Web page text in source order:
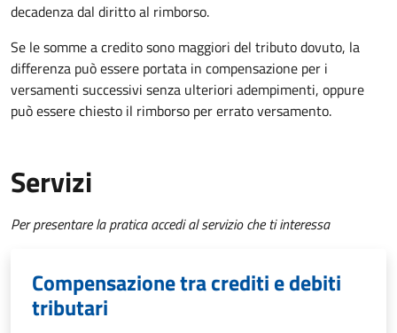
decadenza dal diritto al rimborso.
Se le somme a credito sono maggiori del tributo dovuto, la
differenza può essere portata in compensazione per i
versamenti successivi senza ulteriori adempimenti, oppure
può essere chiesto il rimborso per errato versamento.
Servizi
Per presentare la pratica accedi al servizio che ti interessa
Compensazione tra crediti e debiti
tributari